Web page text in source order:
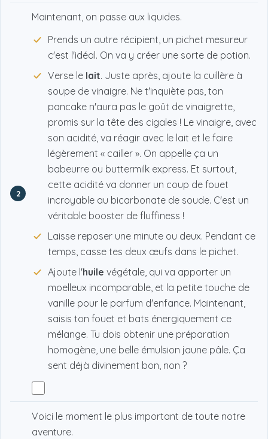
2
Maintenant, on passe aux liquides.
Prends un autre récipient, un pichet mesureur
c'est l'idéal. On va y créer une sorte de potion.
Verse le lait. Juste après, ajoute la cuillère à
soupe de vinaigre. Ne t'inquiète pas, ton
pancake n'aura pas le goût de vinaigrette,
promis sur la tête des cigales ! Le vinaigre, avec
son acidité, va réagir avec le lait et le faire
légèrement « cailler ». On appelle ça un
babeurre ou buttermilk express. Et surtout,
cette acidité va donner un coup de fouet
incroyable au bicarbonate de soude. C'est un
véritable booster de fluffiness !
Laisse reposer une minute ou deux. Pendant ce
temps, casse tes deux œufs dans le pichet.
Ajoute l'huile végétale, qui va apporter un
moelleux incomparable, et la petite touche de
vanille pour le parfum d'enfance. Maintenant,
saisis ton fouet et bats énergiquement ce
mélange. Tu dois obtenir une préparation
homogène, une belle émulsion jaune pâle. Ça
sent déjà divinement bon, non ?
Voici le moment le plus important de toute notre
aventure.